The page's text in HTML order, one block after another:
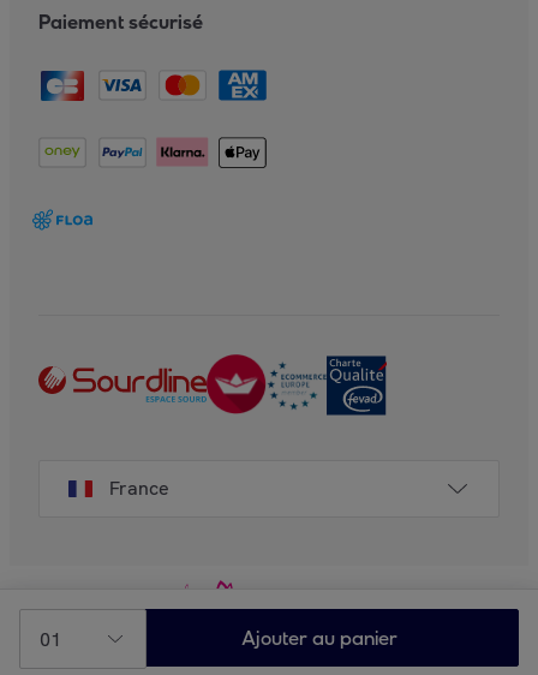
01 Ajouter au panier
Paiement sécurisé
France